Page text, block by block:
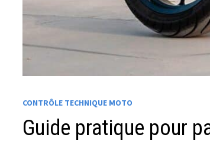
CONTRÔLE TECHNIQUE MOTO
Guide pratique pour